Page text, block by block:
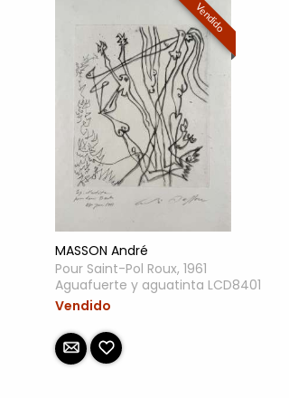
Vendido
MASSON André
Pour Saint-Pol Roux, 1961
Aguafuerte y aguatinta LCD8401
Vendido